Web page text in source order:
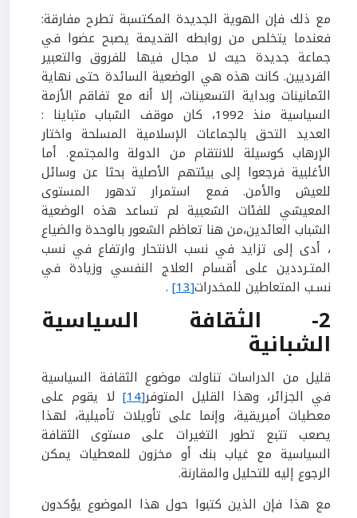
مع ذلك فإن الهوية الجديدة المكتسبة تطرح مفارقة:
فعندما يتخلص من روابطه القديمة يصبح عضوا في
جماعة جديدة حيث لا مجال فيها للفروق والتعبير
الفرديين. كانت هذه هي الوضعية السائدة حتى نهاية
الثمانينات وبداية التسعينات، إلا أنه مع تفاقم الأزمة
السياسية منذ 1992، كان موقف الشباب متباينا :
العديد التحق بالجماعات الإسلامية المسلحة واختار
الإرهاب كوسيلة للانتقام من الدولة والمجتمع. أما
الأغلبية فرجعوا إلى بيئتهم الأصلية بحثا عن وسائل
للعيش والأمن. فمع استمرار تدهور المستوى
المعيشي للفئات الشعبية لم تساعد هذه الوضعية
الشباب العائدين،من هنا تعاظم الشعور بالوحدة والضياع
، أدى إلى تزايد في نسب الانتحار وارتفاع في نسب
المتـرددين على أقسام العلاج النفسي وزيادة في
نسـب المتعاطين للمخدرات[13]
.
2- الثقافة السياسية
الشبانية
قليل من الدراسات تناولت موضوع الثقافة السياسية
في الجزائر، وهذا القليل المتوفر[14]
لا يقوم على
معطيات أمبريقية، وإنما على تأويلات تأميلية، لهذا
يصعب تتبع تطور التغيرات على مستوى الثقافة
السياسية مع غياب بنك أو مخزون للمعطيات يمكن
الرجوع إليه للتحليل والمقارنة.
مع هذا فإن الذين كتبوا حول هذا الموضوع يؤكدون